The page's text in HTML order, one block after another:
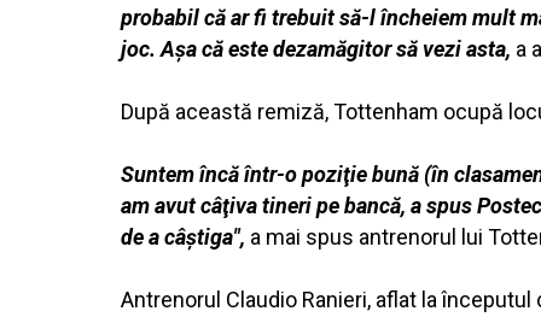
probabil că ar fi trebuit să-l încheiem mult
joc. Aşa că este dezamăgitor să vezi asta, a
După această remiză, Tottenham ocupă
Suntem încă într-o poziţie bună (în
am avut câţiva tineri pe bancă, a spus
de a câştiga", a mai spus antrenorul lui
Antrenorul Claudio Ranieri, aflat la